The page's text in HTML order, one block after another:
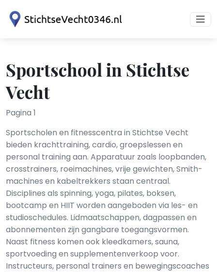
Sportschool in Stichtse
Vecht
Pagina 1
Sportscholen en fitnesscentra in Stichtse Vecht
bieden krachttraining, cardio, groepslessen en
personal training aan. Apparatuur zoals loopbanden,
crosstrainers, roeimachines, vrije gewichten, Smith-
machines en kabeltrekkers staan centraal.
Disciplines als spinning, yoga, pilates, boksen,
bootcamp en HIIT worden aangeboden via les- en
studioschedules. Lidmaatschappen, dagpassen en
abonnementen zijn gangbare toegangsvormen.
Naast fitness komen ook kleedkamers, sauna,
sportvoeding en supplementenverkoop voor.
Instructeurs, personal trainers en bewegingscoaches